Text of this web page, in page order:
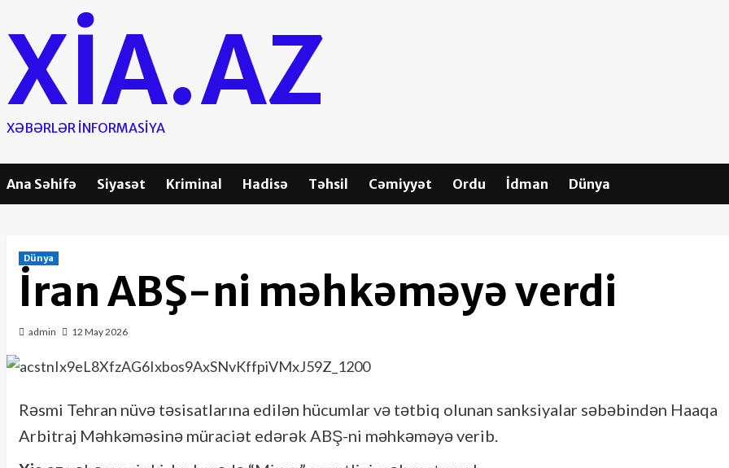
content
XIA.AZ
XƏBƏRLƏR INFORMASIYA
Ana Səhifə Siyasət Kriminal Hadisə Təhsil Cəmiyyət Ordu İdman Dünya
Dünya
İran ABŞ-ni məhkəməyə verdi
admin 12 May 2026
Rəsmi Tehran nüvə təsisatlarına edilən hücumlar və tətbiq olunan sanksiyalar səbəbindən Haaqa
Arbitraj Məhkəməsinə müraciət edərək ABŞ-ni məhkəməyə verib.